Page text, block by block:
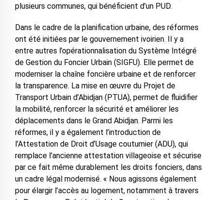
plusieurs communes, qui bénéficient d’un PUD.
Dans le cadre de la planification urbaine, des réformes
ont été initiées par le gouvernement ivoirien. Il y a
entre autres l’opérationnalisation du Système Intégré
de Gestion du Foncier Urbain (SIGFU). Elle permet de
moderniser la chaîne foncière urbaine et de renforcer
la transparence. La mise en œuvre du Projet de
Transport Urbain d’Abidjan (PTUA), permet de fluidifier
la mobilité, renforcer la sécurité et améliorer les
déplacements dans le Grand Abidjan. Parmi les
réformes, il y a également l’introduction de
l’Attestation de Droit d’Usage coutumier (ADU), qui
remplace l’ancienne attestation villageoise et sécurise
par ce fait même durablement les droits fonciers, dans
un cadre légal modernisé. « Nous agissons également
pour élargir l’accès au logement, notamment à travers